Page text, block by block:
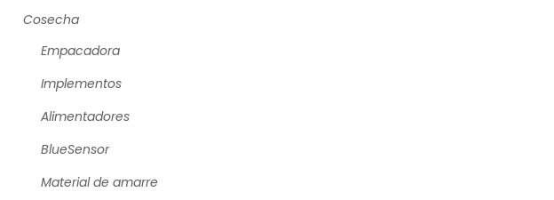
Cosecha
Empacadora
Implementos
Alimentadores
BlueSensor
Material de amarre